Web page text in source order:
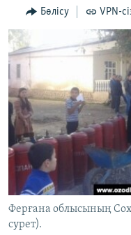
Navigation
Skip
to
Search
АДАМ ҚҰҚЫҚТАРЫ
ӘЛЕУМЕТ
ӘЛЕМ
АРНАЙЫ ЖОБАЛАР
Русский
ЖАЗЫЛЫҢЫЗ
Басқа тілдерде
Бөлісу VPN-
Ферғана облысының
сурет).